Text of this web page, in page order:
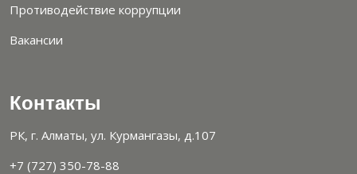
Противодействие коррупции
Вакансии
Контакты
РК, г. Алматы, ул. Курмангазы, д.107
+7 (727) 350-78-88